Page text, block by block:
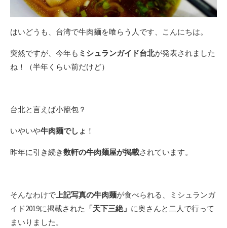
はいどうも、台湾で牛肉麺を喰らう人です、こんにちは。
突然ですが、今年も ミシュランガイド台北が発表されました
ね！（半年くらい前だけど）
台北と言えば小籠包？
いやいや牛肉麺でしょ ！
昨年に引き続き数軒の牛肉麺屋が掲載されています。
そんなわけで 上記写真の牛肉麺が食べられる、ミシュランガ
イド2019に掲載された 「天下三絶」 に奥さんと二人で行って
まいりました。